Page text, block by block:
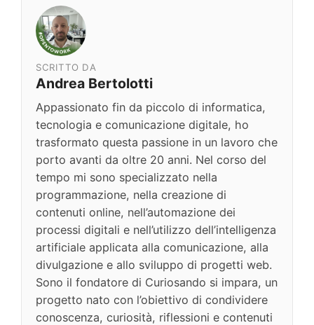
SCRITTO DA
Andrea Bertolotti
Appassionato fin da piccolo di informatica,
tecnologia e comunicazione digitale, ho
trasformato questa passione in un lavoro che
porto avanti da oltre 20 anni. Nel corso del
tempo mi sono specializzato nella
programmazione, nella creazione di
contenuti online, nell’automazione dei
processi digitali e nell’utilizzo dell’intelligenza
artificiale applicata alla comunicazione, alla
divulgazione e allo sviluppo di progetti web.
Sono il fondatore di Curiosando si impara, un
progetto nato con l’obiettivo di condividere
conoscenza, curiosità, riflessioni e contenuti